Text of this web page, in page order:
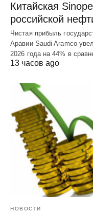
Китайская
российской
Чистая прибыль
Аравии Saudi Aramco
2026 года на 44% в
13 часов ago
НОВОСТИ